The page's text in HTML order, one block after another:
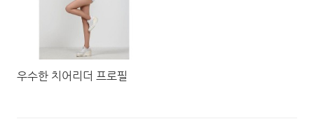
우수한 치어리더 프로필